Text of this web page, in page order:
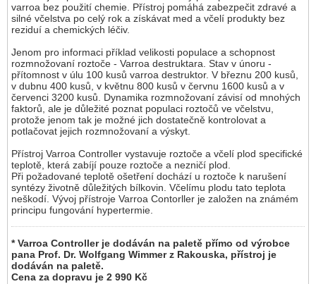
varroa bez použití chemie. Přístroj pomáhá zabezpečit zdravé a
silné včelstva po celý rok a získávat med a včelí produkty bez
reziduí a chemických léčiv.
Jenom pro informaci příklad velikosti populace a schopnost
rozmnožovaní roztoče - Varroa destruktara. Stav v únoru -
přítomnost v úlu 100 kusů varroa destruktor. V březnu 200 kusů,
v dubnu 400 kusů, v květnu 800 kusů v červnu 1600 kusů a v
červenci 3200 kusů. Dynamika rozmnožovaní závisí od mnohých
faktorů, ale je důležité poznat populaci roztočů ve včelstvu,
protože jenom tak je možné jich dostatečně kontrolovat a
potlačovat jejich rozmnožovaní a výskyt.
Přístroj Varroa Controller vystavuje roztoče a včelí plod specifické
teplotě, která zabíjí pouze roztoče a nezničí plod.
Při požadované teplotě ošetření dochází u roztoče k narušení
syntézy životně důležitých bílkovin. Včelímu plodu tato teplota
neškodí. Vývoj přístroje Varroa Contorller je založen na známém
principu fungování hypertermie.
* Varroa Controller je dodáván na paletě přímo od výrobce
pana Prof. Dr. Wolfgang Wimmer z Rakouska, přístroj je
dodáván na paletě.
Cena za dopravu je 2 990 Kč